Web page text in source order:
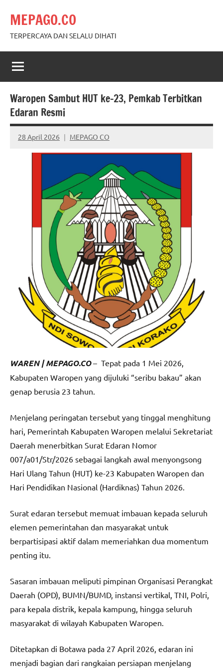
content
MEPAGO.CO
TERPERCAYA DAN SELALU DIHATI
Waropen Sambut HUT ke-23, Pemkab Terbitkan
Edaran Resmi
28 April 2026 MEPAGO CO
No
comments
WAREN | MEPAGO.CO– Tepat pada 1 Mei 2026,
Kabupaten Waropen yang dijuluki “seribu bakau” akan
genap berusia 23 tahun.
Menjelang peringatan tersebut yang tinggal menghitung
hari, Pemerintah Kabupaten Waropen melalui Sekretariat
Daerah menerbitkan Surat Edaran Nomor
007/a01/Str/2026 sebagai langkah awal menyongsong
Hari Ulang Tahun (HUT) ke-23 Kabupaten Waropen dan
Hari Pendidikan Nasional (Hardiknas) Tahun 2026.
Surat edaran tersebut memuat imbauan kepada seluruh
elemen pemerintahan dan masyarakat untuk
berpartisipasi aktif dalam memeriahkan dua momentum
penting itu.
Sasaran imbauan meliputi pimpinan Organisasi Perangkat
Daerah (OPD), BUMN/BUMD, instansi vertikal, TNI, Polri,
para kepala distrik, kepala kampung, hingga seluruh
masyarakat di wilayah Kabupaten Waropen.
Ditetapkan di Botawa pada 27 April 2026, edaran ini
menjadi bagian dari rangkaian persiapan menjelang